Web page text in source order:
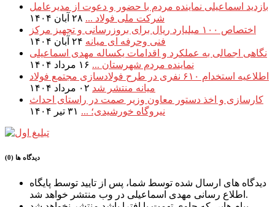
بازدید اسماعیلی نماینده مردم با حضور و دعوت از مدیرعامل
شرکت ملی فولاد ... ۲۸ آبان ۱۴۰۴
اختصاص ۱۰۰ میلیارد ریال برای بروزرسانی و تجهیز مرکز
فنی وحرفه ای میانه ۲۴ آبان ۱۴۰۴
نگاهی اجمالی به عملکرد و اقدامات یکساله مهدی اسماعیلی
نماینده مردم شهرستان ... ۱۶ مرداد ۱۴۰۴
اطلاعیه استخدام ۶۱۰ نفری در طرح فولادسازی مجتمع فولاد
میانه منتشر شد ۰۲ مرداد ۱۴۰۴
کارسازی و اخذ دستور معاون وزیر صمت در راستای احداث
نیروگاه خورشیدی؛ ... ۳۱ تیر ۱۴۰۴
دیدگاه ها (0)
دیدگاه های ارسال شده توسط شما، پس از تایید توسط پایگاه
اطلاع رسانی مهدی اسماعیلی در وب منتشر خواهد شد.